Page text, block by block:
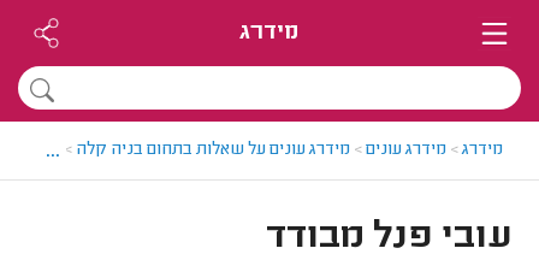
מידרג
מידרג> מידרג עונים> מידרג עונים על שאלות בתחום בניה קלה > עובי
...
עובי פנל מבודד